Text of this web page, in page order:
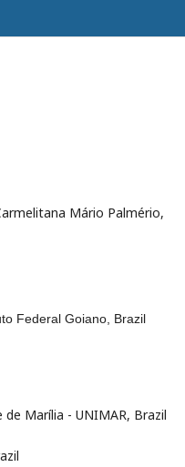
Mário Palmério,
Federal Goiano, Brazil
de Marília - UNIMAR, Brazil